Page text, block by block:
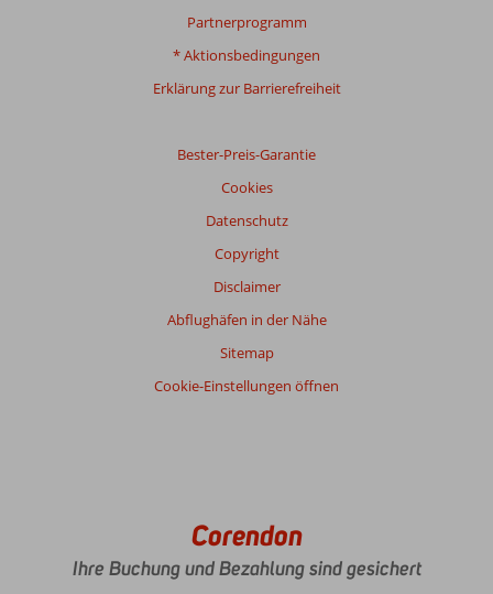
Partnerprogramm
* Aktionsbedingungen
Erklärung zur Barrierefreiheit
Bester-Preis-Garantie
Cookies
Datenschutz
Copyright
Disclaimer
Abflughäfen in der Nähe
Sitemap
Cookie-Einstellungen öffnen
Corendon
Ihre Buchung und Bezahlung sind gesichert